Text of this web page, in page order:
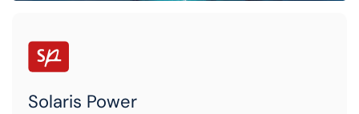
Solaris Power